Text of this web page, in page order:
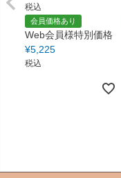
税込
会員価格あり
Web会員様特別価格
¥5,225
税込